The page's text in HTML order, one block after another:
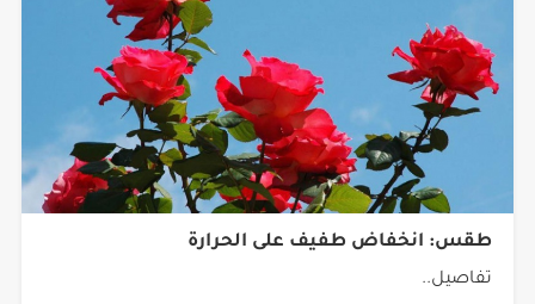
طقس: انخفاض طفيف على الحرارة
تفاصيل..